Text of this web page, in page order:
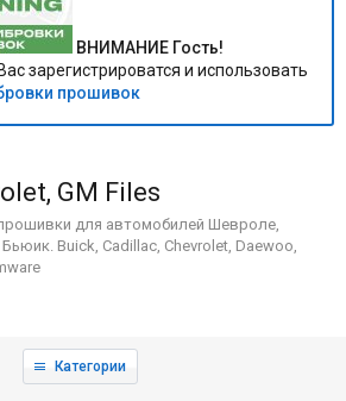
ВНИМАНИЕ Гость!
зарегистрироватся и использовать
прошивок
GM Files
для автомобилей Шевроле,
Buick, Cadillac, Chevrolet, Daewoo,
Категории